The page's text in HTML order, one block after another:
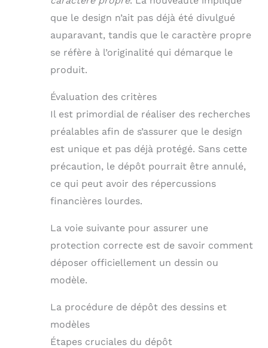
que le design n’ait pas déjà été divulgué
auparavant, tandis que le caractère propre
se réfère à l’originalité qui démarque le
produit.
Évaluation des critères
Il est primordial de réaliser des recherches
préalables afin de s’assurer que le design
est unique et pas déjà protégé. Sans cette
précaution, le dépôt pourrait être annulé,
ce qui peut avoir des répercussions
financières lourdes.
La voie suivante pour assurer une
protection correcte est de savoir comment
déposer officiellement un dessin ou
modèle.
La procédure de dépôt des dessins et
modèles
Étapes cruciales du dépôt